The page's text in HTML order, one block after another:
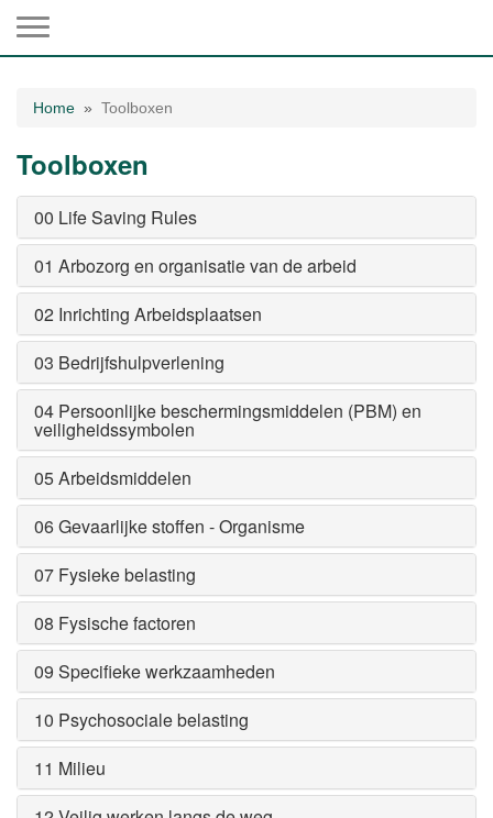
Home Toolboxen
Toolboxen
00 Life Saving Rules
01 Arbozorg en organisatie van de arbeid
02 Inrichting Arbeidsplaatsen
03 Bedrijfshulpverlening
04 Persoonlijke beschermingsmiddelen (PBM) en
veiligheidssymbolen
05 Arbeidsmiddelen
06 Gevaarlijke stoffen - Organisme
07 Fysieke belasting
08 Fysische factoren
09 Specifieke werkzaamheden
10 Psychosociale belasting
11 Milieu